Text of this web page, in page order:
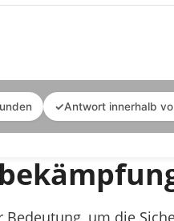
✓Antwort innerhalb
um die